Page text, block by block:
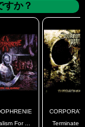
すか？
For ...
Terminate